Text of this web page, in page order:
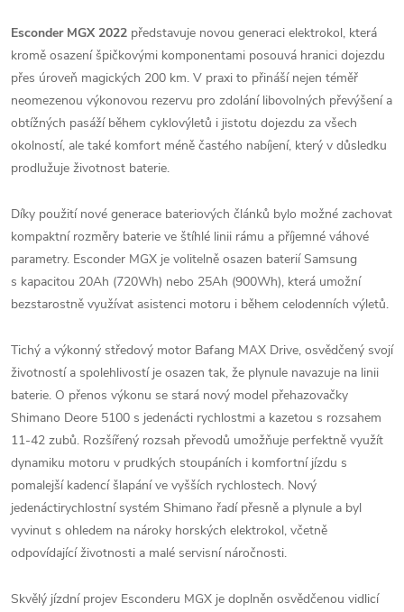
Esconder MGX 2022 představuje novou generaci elektrokol, která
kromě osazení špičkovými komponentami posouvá hranici dojezdu
přes úroveň magických 200 km. V praxi to přináší nejen téměř
neomezenou výkonovou rezervu pro zdolání libovolných převýšení a
obtížných pasáží během cyklovýletů i jistotu dojezdu za všech
okolností, ale také komfort méně častého nabíjení, který v důsledku
prodlužuje životnost baterie.
Díky použití nové generace bateriových článků bylo možné zachovat
kompaktní rozměry baterie ve štíhlé linii rámu a příjemné váhové
parametry. Esconder MGX je volitelně osazen baterií Samsung
s kapacitou 20Ah (720Wh) nebo 25Ah (900Wh), která umožní
bezstarostně využívat asistenci motoru i během celodenních výletů.
Tichý a výkonný středový motor Bafang MAX Drive, osvědčený svojí
životností a spolehlivostí je osazen tak, že plynule navazuje na linii
baterie. O přenos výkonu se stará nový model přehazovačky
Shimano Deore 5100 s jedenácti rychlostmi a kazetou s rozsahem
11-42 zubů. Rozšířený rozsah převodů umožňuje perfektně využít
dynamiku motoru v prudkých stoupáních i komfortní jízdu s
pomalejší kadencí šlapání ve vyšších rychlostech. Nový
jedenáctirychlostní systém Shimano řadí přesně a plynule a byl
vyvinut s ohledem na nároky horských elektrokol, včetně
odpovídající životnosti a malé servisní náročnosti.
Skvělý jízdní projev Esconderu MGX je doplněn osvědčenou vidlicí